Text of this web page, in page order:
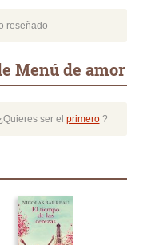
reseñado
Menú de amor
ser el primero?